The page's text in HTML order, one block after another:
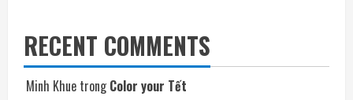
RECENT COMMENTS
Minh Khue trongColor your Tết